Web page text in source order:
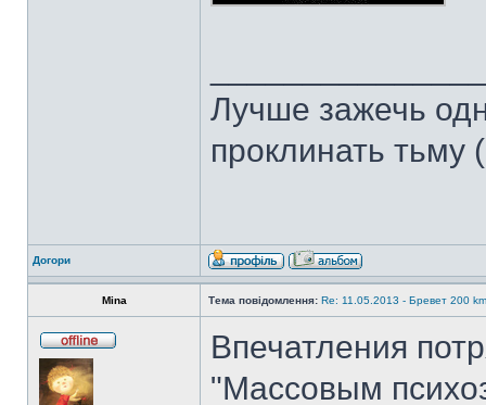
Лучше зажечь
проклинать тьму
Догори
Mina Тема повідомлення: Re: 11.05.2013 - Бревет 200
Впечатления
"Массовым